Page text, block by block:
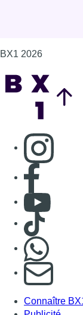
BX1 2026
Consulter
Connaître